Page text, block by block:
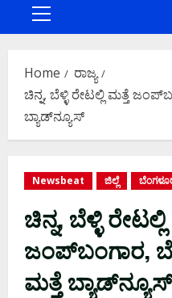
Primary
Home
ರಾಜ್ಯ
ಚಿನ್ನ, ಬೆಳ್ಳಿ ರೇಟಲ್ಲಿ ಮತ್ತೆ
ಬ್ಯಾಡ್‌ನ್ಯೂಸ್‌
Newsbeat ಜಿಲ್ಲೆ
ಚಿನ್ನ, ಬೆಳ್ಳಿ
ಜಂಪ್‌ಬಂಗಾರ,
ಮತ್ತೆ ಬ್ಯಾಡ್‌ನ್ಯೂಸ್‌